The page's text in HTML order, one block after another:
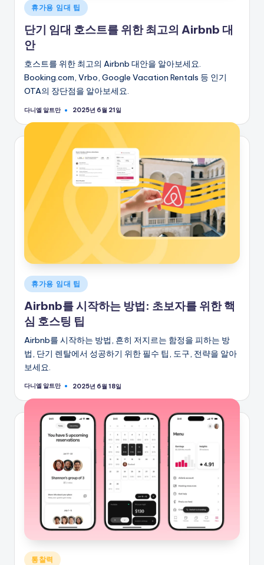
게
시
됨
휴가용 임대 팁
단기 임대 호스트를 위한 최고의 Airbnb 대
안
호스트를 위한 최고의 Airbnb 대안을 알아보세요.
Booking.com, Vrbo, Google Vacation Rentals 등 인기
OTA의 장단점을 알아보세요.
게
자
다니엘 알트만 2025년 6월 21일
게
시
됨
휴가용 임대 팁
Airbnb를 시작하는 방법: 초보자를 위한 핵
심 호스팅 팁
Airbnb를 시작하는 방법, 흔히 저지르는 함정을 피하는 방
법, 단기 렌탈에서 성공하기 위한 필수 팁, 도구, 전략을 알아
보세요.
게
자
다니엘 알트만 2025년 6월 18일
게 통찰력